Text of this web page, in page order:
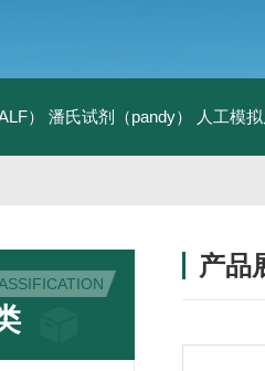
） 潘氏试剂（pandy） 人工模
产品